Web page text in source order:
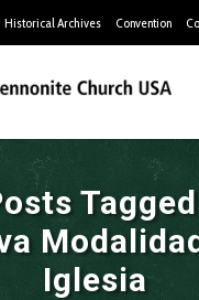
Historical Archives Convention
Iglesia